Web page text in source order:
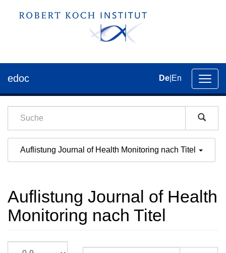
der
edoc De En
Auflistung Journal of Health Monitoring nach Titel
Auflistung Journal of Health
Monitoring nach Titel